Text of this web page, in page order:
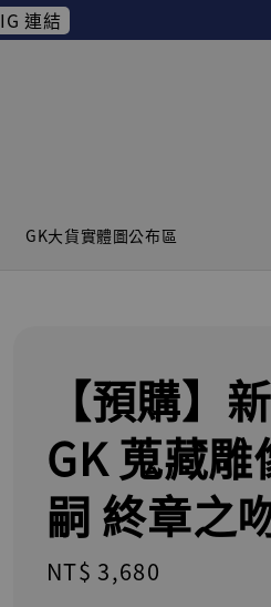
IG 連結
GK大貨實體圖公布區
【預購】
GK 蒐藏
嗣 終章之
Regular
NT$ 3,680